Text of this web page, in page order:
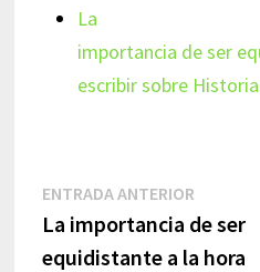
La
importancia de ser
escribir sobre Historia
Navegación
de
ENTRADA ANTERIOREntrada
anterior:
La importancia de ser
equidistante a la hora